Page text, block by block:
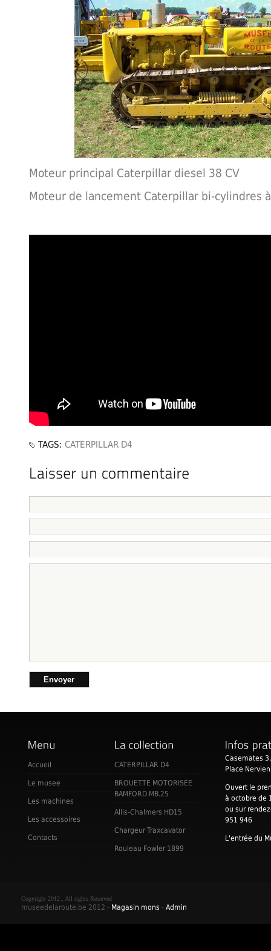
Moteur principal Caterpillar diesel 38 CV
Moteur de lancement Caterpillar bi-cylindres
TAGS: CATERPILLAR D4
Accueil
Le musee
Les machines
Les accessoires
Contacts
CATERPILLAR D4
BROUETTE MOTORISÉE
BAMFORD MB.25
Allis-Chalmers HD15
Chargeur Traxcavator
Rouleau Fowler 1899
Casemates
Place
Ouvert le
à octobre de
ou sur
951 946
L'entrée du
Copyright 2012 , All rights Reserved
museedelaroute.be 2012 - Magasin mons - Admin